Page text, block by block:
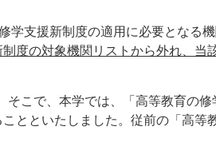
支援新制度の適用に必要となる
の対象機関リストから外れ、当
こで、本学では、「高等教育の
とといたしました。従前の「高